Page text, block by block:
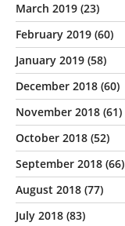
March 2019 (23)
February 2019 (60)
January 2019 (58)
December 2018 (60)
November 2018 (61)
October 2018 (52)
September 2018 (66)
August 2018 (77)
July 2018 (83)